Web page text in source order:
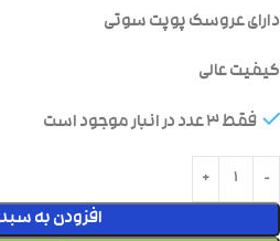
دارای عروسک پوپت سوتی
کیفیت عالی
فقط 3 عدد در انبار موجود است
افزودن به